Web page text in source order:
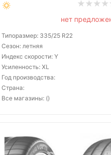
нет
Типоразмер: 335/25 R22
Сезон: летняя
Индекс скорости: Y
Усиленность: XL
Год производства:
Страна:
Все магазины: ()